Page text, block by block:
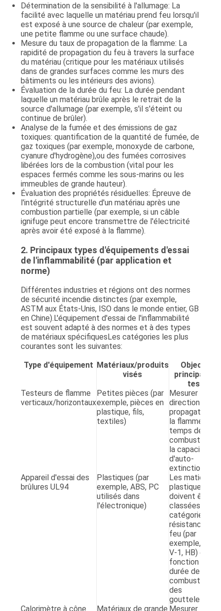
POLITIQUE
CONFIDENTIALITÉ
Détermination de la sensibilité à l'allumage: La
facilité avec laquelle un matériau prend feu lorsqu'il
est exposé à une source de chaleur (par exemple,
une petite flamme ou une surface chaude).
Mesure du taux de propagation de la flamme: La
rapidité de propagation du feu à travers la surface
du matériau (critique pour les matériaux utilisés
dans de grandes surfaces comme les murs des
bâtiments ou les intérieurs des avions).
Évaluation de la durée du feu: La durée pendant
laquelle un matériau brûle après le retrait de la
source d'allumage (par exemple, s'il s'éteint ou
continue de brûler).
Analyse de la fumée et des émissions de gaz
toxiques: quantification de la quantité de fumée, de
gaz toxiques (par exemple, monoxyde de carbone,
cyanure d'hydrogène),ou des fumées corrosives
libérées lors de la combustion (vital pour les
espaces fermés comme les sous-marins ou les
immeubles de grande hauteur).
Évaluation des propriétés résiduelles: Épreuve de
l'intégrité structurelle d'un matériau après une
combustion partielle (par exemple, si un câble
ignifuge peut encore transmettre de l'électricité
après avoir été exposé à la flamme).
2. Principaux types d'équipements d'essai
de l'inflammabilité (par application et
norme)
Différentes industries et régions ont des normes
de sécurité incendie distinctes (par exemple,
ASTM aux États-Unis, ISO dans le monde entier, GB
en Chine).L'équipement d'essai de l'inflammabilité
est souvent adapté à des normes et à des types
de matériaux spécifiquesLes catégories les plus
courantes sont les suivantes:
Type d'équipement Matériaux/produits
visés
Objectif
principal du
test
Testeurs de flamme
verticaux/horizontaux
Petites pièces (par
exemple, pièces en
plastique, fils,
textiles)
Mesurer la
direction de
propagation de
la flamme, le
temps de
combustion et
la capacité
d'auto-
extinction.
Appareil d'essai des
brûlures UL94
Plastiques (par
exemple, ABS, PC
utilisés dans
l'électronique)
Les matières
plastiques
doivent être
classées en
catégories de
résistance au
feu (par
exemple, V-0,
V-1, HB) en
fonction de la
durée de la
combustion et
des
gouttelettes.
Calorimètre à cône
Matériaux de grande Mesurer le